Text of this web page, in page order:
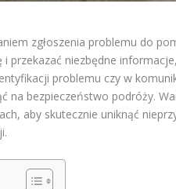
zgłoszenia problemu do
przekazać niezbędne
problemu czy w
na bezpieczeństwo podróży.
aby skutecznie uniknąć